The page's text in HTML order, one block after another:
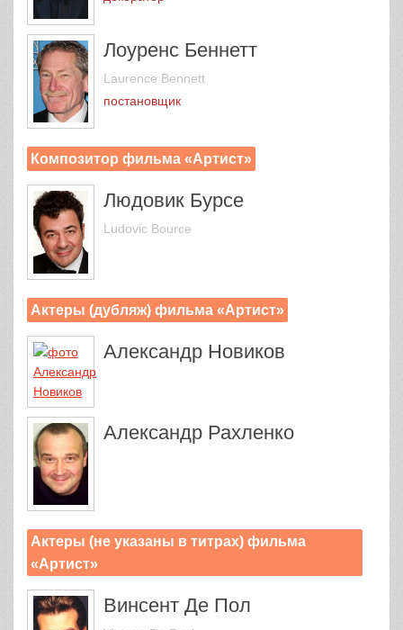
Лоуренс Беннетт
Laurence Bennett
постановщик
Композитор фильма «Артист»
Людовик Бурсе
Ludovic Bource
Актеры (дубляж) фильма «Артист»
Александр Новиков
Александр Рахленко
Актеры (не указаны в титрах) фильма
«Артист»
Винсент Де Пол